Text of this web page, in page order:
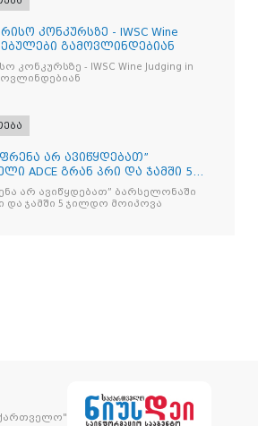
კონკურსზე - IWSC Wine
გამოვლინდებიან
IWSC Wine Judging in
ფრენა არ ავიწყდებათ”
ADCE გრან პრი და ჯამში 5
არ ავიწყდებათ” ბარსელონაში
გრან პრი და ჯამში 5 ჯილდო მოიპოვა